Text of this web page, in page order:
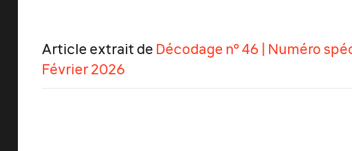
Article extrait de Décodage n° 46 | Numéro
Février 2026